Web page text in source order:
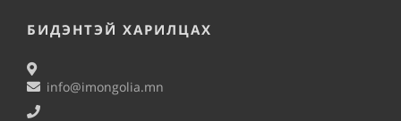
БИДЭНТЭЙ ХАРИЛЦАХ
info@imongolia.mn